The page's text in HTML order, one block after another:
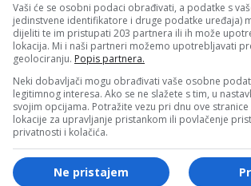
DJELO
menadžere i kompanije Žiri je odlučio
već i u prethodnom periodu dobijali
laureati upravo nagrade za životno
uspjehe i rezultate za dva i više
, je pored zlatne plakete i
Vaši će se osobni podaci obrađivati, a podatke s
jedinstvene identifikatore i druge podatke uređaja)
dijeliti te im pristupati 203 partnera ili ih može
lokacija. Mi i naši partneri možemo upotrebljavati
geolociranju. Popis partnera.
Neki dobavljači mogu obrađivati vaše osobne
legitimnog interesa. Ako se ne slažete s tim, u
svojim opcijama. Potražite vezu pri dnu ove
lokacije za upravljanje pristankom ili povlačenje
privatnosti i kolačića.
Ne pristajem